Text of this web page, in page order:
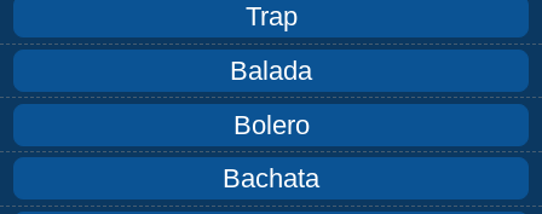
Trap
Balada
Bolero
Bachata